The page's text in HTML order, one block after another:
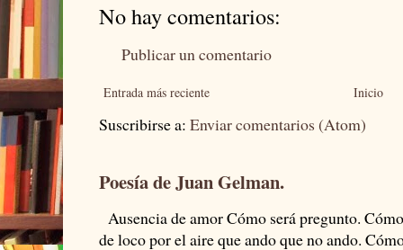
No hay comentarios:
Publicar un comentario
Entrada más reciente Inicio
Suscribirse a: Enviar comentarios (Atom)
Poesía de Juan Gelman.
Ausencia de amor Cómo será pregunto.
de loco por el aire que ando que no ando.